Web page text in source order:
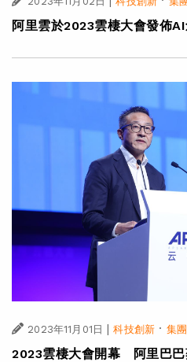
阿里雲於2023雲棲大會發佈
2023年11月01日 | 科技創新 · 集
2023雲棲大會開幕 阿里巴巴